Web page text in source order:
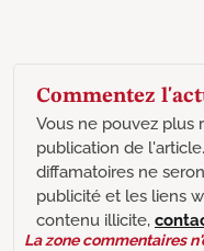
Commentez
Vous ne pouvez plus
publication de
diffamatoires ne
publicité et les liens
contenu illicite,
La zone commentaires